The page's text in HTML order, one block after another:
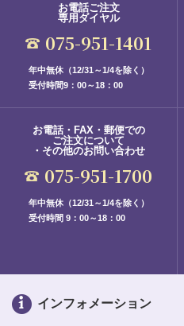
お電話ご注文
専用ダイヤル
075-951-1401
年中無休（12/31～1/4を除く）
受付時間9：00～18：00
お電話・FAX・郵便での
ご注文について
・その他のお問い合わせ
075-951-1700
年中無休（12/31～1/4を除く）
受付時間 9：00～18：00
インフォメーション